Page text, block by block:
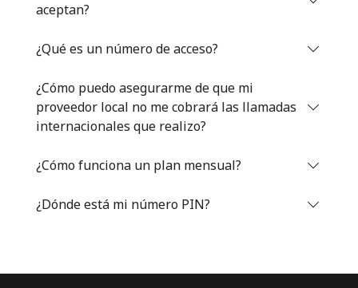
aceptan?
¿Qué es un número de acceso?
¿Cómo puedo asegurarme de que mi
proveedor local no me cobrará las llamadas
internacionales que realizo?
¿Cómo funciona un plan mensual?
¿Dónde está mi número PIN?